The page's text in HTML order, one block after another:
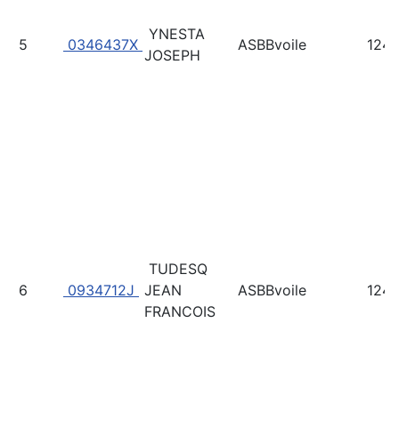
5 0346437X
YNESTA
JOSEPH
ASBBvoile 124
6 0934712J
TUDESQ
JEAN
FRANCOIS
ASBBvoile 124